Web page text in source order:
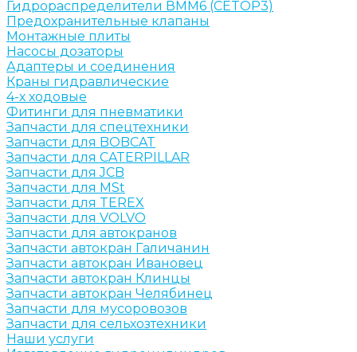
Гидрораспределители ВММ6 (CETOP3)
Предохранительные клапаны
Монтажные плиты
Насосы дозаторы
Адаптеры и соединения
Краны гидравлические
4-х ходовые
Фитинги для пневматики
Запчасти для спецтехники
Запчасти для BOBCAT
Запчасти для CATERPILLAR
Запчасти для JCB
Запчасти для MSt
Запчасти для TEREX
Запчасти для VOLVO
Запчасти для автокранов
Запчасти автокран Галичанин
Запчасти автокран Ивановец
Запчасти автокран Клинцы
Запчасти автокран Челябинец
Запчасти для мусоровозов
Запчасти для сельхозтехники
Наши услуги